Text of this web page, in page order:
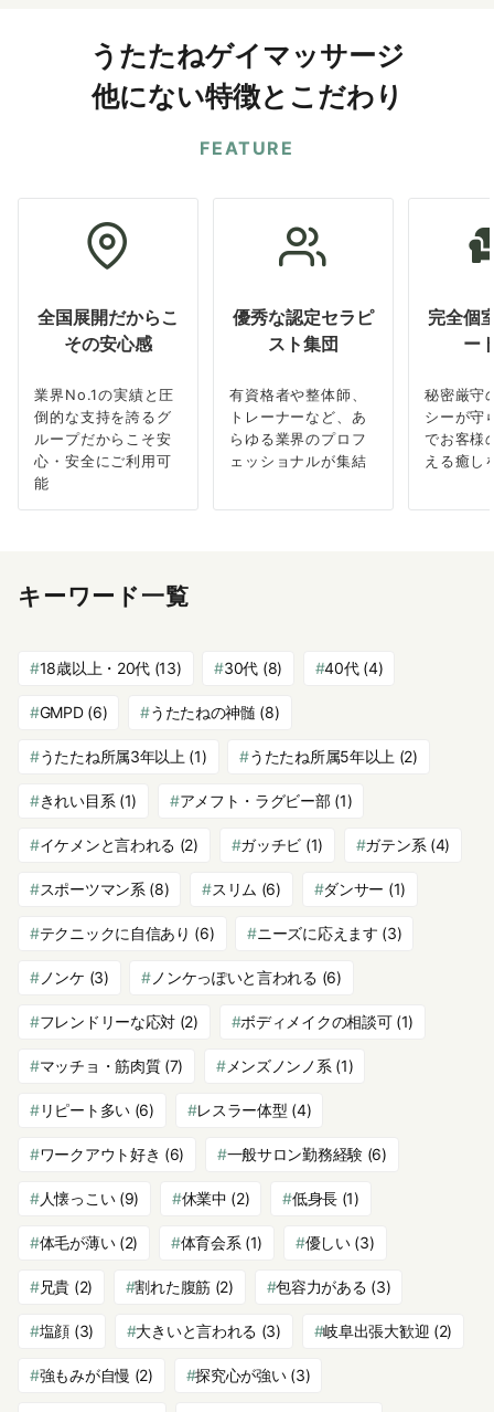
うたたねゲイマッサージ
他にない特徴とこだわり
FEATURE
全国展開だからこ
その安心感
業界No.1の実績と圧
倒的な支持を誇るグ
ループだからこそ安
心・安全にご利用可
能
優秀な認定セラピ
スト集団
有資格者や整体師、
トレーナーなど、あ
らゆる業界のプロフ
ェッショナルが集結
完全個
ー
秘密厳守
シーが守
でお客様
える癒し
キーワード一覧
18歳以上・20代 (13) 30代 (8) 40代(4)
GMPD(6) うたたねの神髄 (8)
うたたね所属3年以上 (1) うたたね所属5年以上 (2)
きれい目系 (1) アメフト・ラグビー部(1)
イケメンと言われる (2) ガッチビ (1) ガテン系 (4)
スポーツマン系 (8) スリム (6) ダンサー (1)
テクニックに自信あり (6) ニーズに応えます (3)
ノンケ (3) ノンケっぽいと言われる (6)
フレンドリーな応対 (2) ボディメイクの相談可(1)
マッチョ・筋肉質(7) メンズノンノ系 (1)
リピート多い(6) レスラー体型 (4)
ワークアウト好き (6) 一般サロン勤務経験(6)
人懐っこい(9) 休業中 (2) 低身長 (1)
体毛が薄い(2) 体育会系 (1) 優しい(3)
兄貴 (2) 割れた腹筋(2) 包容力がある (3)
塩顔 (3) 大きいと言われる (3) 岐阜出張大歓迎 (2)
強もみが自慢 (2) 探究心が強い(3)